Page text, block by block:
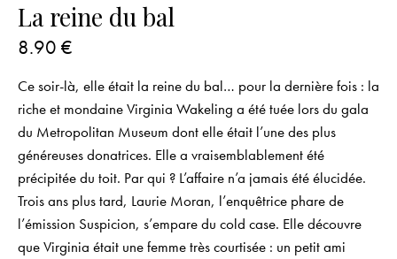
La reine du bal
8.90 €
Ce soir-là, elle était la reine du bal… pour la dernière fois : la
riche et mondaine Virginia Wakeling a été tuée lors du gala
du Metropolitan Museum dont elle était l’une des plus
généreuses donatrices. Elle a vraisemblablement été
précipitée du toit. Par qui ? L’affaire n’a jamais été élucidée.
Trois ans plus tard, Laurie Moran, l’enquêtrice phare de
l’émission Suspicion, s’empare du cold case. Elle découvre
que Virginia était une femme très courtisée : un petit ami